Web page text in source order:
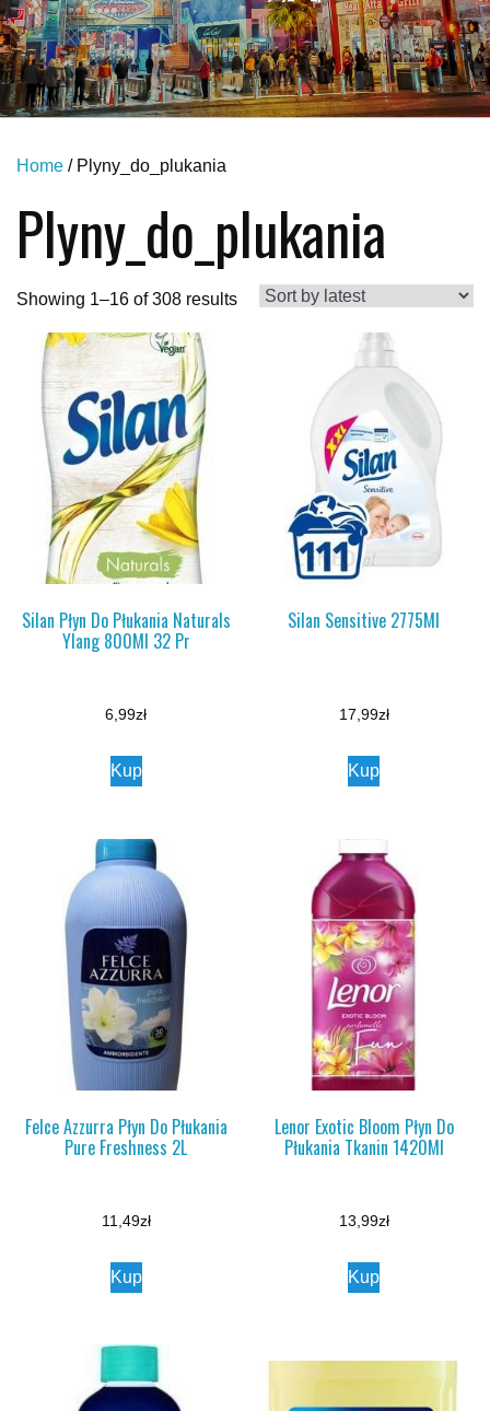
Home / Plyny_do_plukania
Plyny_do_plukania
Showing 1–16 of 308 results
Silan Płyn Do Płukania Naturals
Ylang 800Ml 32 Pr
6,99zł
Kup
Silan Sensitive 2775Ml
17,99zł
Kup
Felce Azzurra Płyn Do Płukania
Pure Freshness 2L
11,49zł
Kup
Lenor Exotic Bloom Płyn Do
Płukania Tkanin 1420Ml
13,99zł
Kup